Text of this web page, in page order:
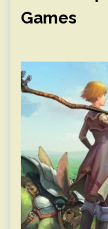
Games